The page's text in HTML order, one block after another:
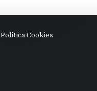
Politica Cookies